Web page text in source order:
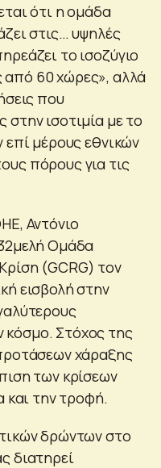
ότι η ομάδα
στις… υψηλές
το ισοζύγιο
60 χώρες», αλλά
που
ισοτιμία με το
επί μέρους εθνικών
πόρους για τις
Αντόνιο
Ομάδα
(GCRG) τον
εισβολή στην
Στόχος της
χάραξης
των κρίσεων
και την τροφή.
δρώντων στο
διατηρεί